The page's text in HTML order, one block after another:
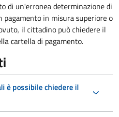
di un'erronea determinazione di
in misura superiore o
il cittadino può chiedere il
cartella di pagamento.
è possibile chiedere il